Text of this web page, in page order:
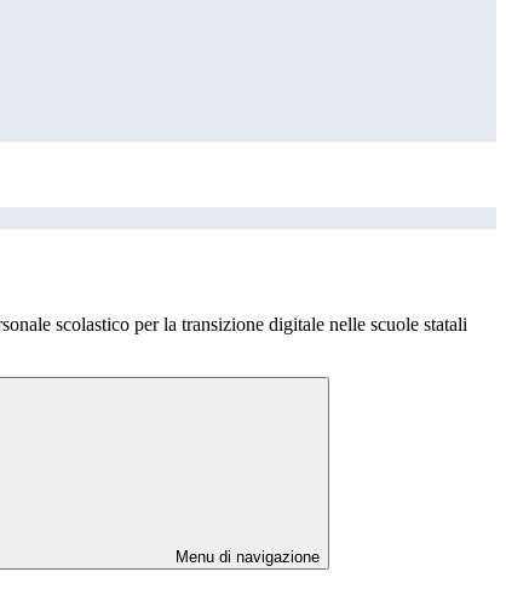
scolastico per la transizione digitale nelle scuole statali
Menu di navigazione